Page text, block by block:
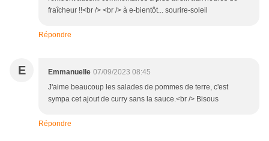
fraîcheur !!<br /> <br /> à e-bientôt... sourire-soleil
Répondre
E Emmanuelle 07/09/2023 08:45
J'aime beaucoup les salades de pommes de terre, c'est
sympa cet ajout de curry sans la sauce.<br /> Bisous
Répondre